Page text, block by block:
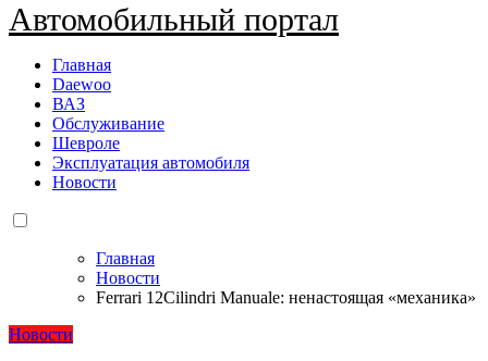
Автомобильный портал
Главная
Daewoo
ВАЗ
Обслуживание
Шевроле
Эксплуатация автомобиля
Новости
Главная
Новости
Ferrari 12Cilindri Manuale: ненастоящая «механика»
Новости